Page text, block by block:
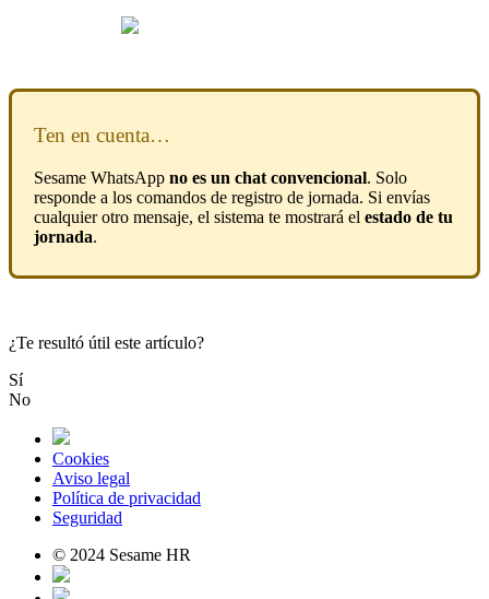
Ten en cuenta…
Sesame WhatsApp no es un chat convencional. Solo
responde a los comandos de registro de jornada. Si envías
cualquier otro mensaje, el sistema te mostrará el estado de tu
jornada.
¿Te resultó útil este artículo?
Sí
No
Cookies
Aviso legal
Política de privacidad
Seguridad
© 2024 Sesame HR